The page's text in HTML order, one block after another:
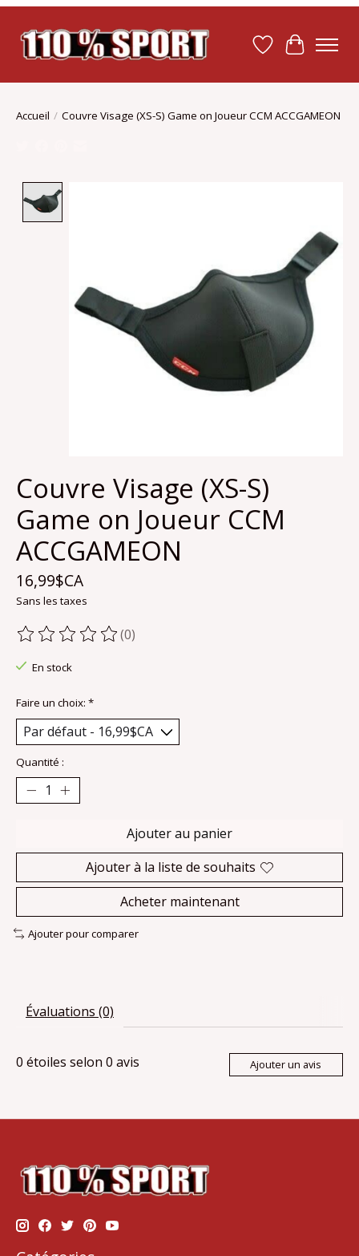
Liste dePanier
Accueil / Couvre Visage (XS-S) Game on Joueur CCM ACCGAMEON
Couvre Visage (XS-S)
Game on Joueur CCM
ACCGAMEON
16,99$CA
Sans les taxes
Ce produit est évalué à
(0)
En stock
Faire un choix: *
Quantité :
Ajouter au panier
Ajouter à la liste de souhaits
Acheter maintenant
Ajouter pour comparer
Évaluations (0)
0 étoiles selon 0 avis Ajouter un avis